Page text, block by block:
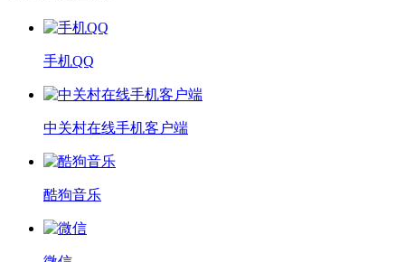
手机QQ
中关村在线手机客户端
酷狗音乐